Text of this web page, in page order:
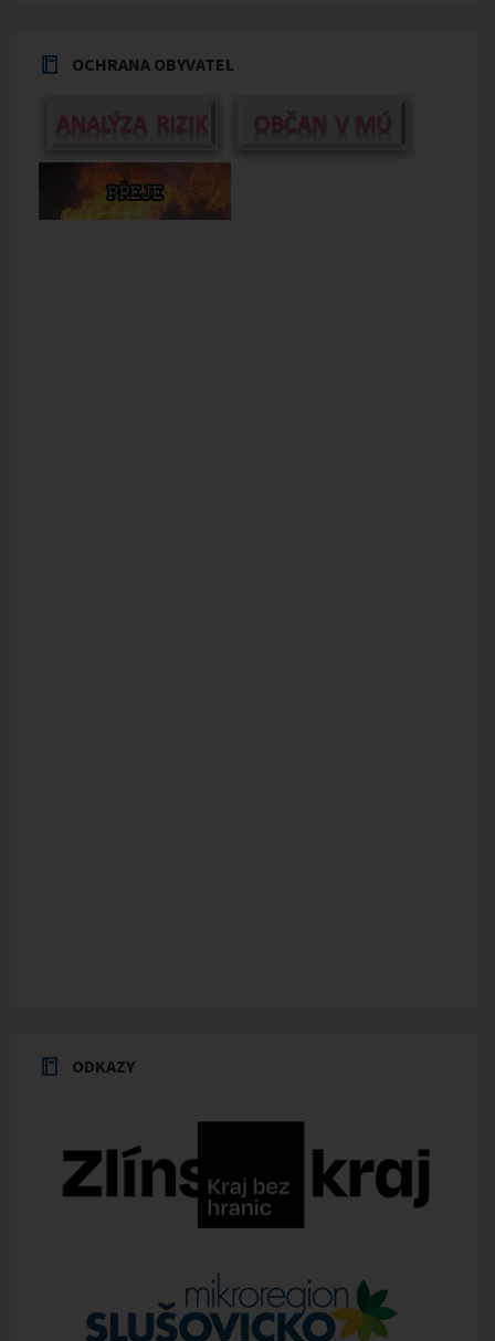
OCHRANA OBYVATEL
ODKAZY